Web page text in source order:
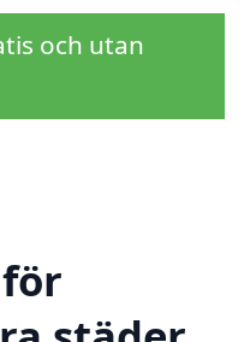
och utan